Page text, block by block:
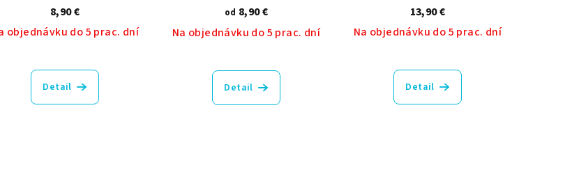
8,90 €
objednávku do 5 prac. dní
Detail
od 8,90 €
Na objednávku do 5 prac. dní
Detail
13,90 €
Na objednávku do 5 prac. dní
Detail